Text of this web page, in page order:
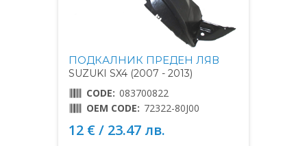
ПОДКАЛНИК ПРЕДЕН ЛЯВ
SUZUKI SX4 (2007 - 2013)
CODE: 083700822
OEM CODE: 72322-80J00
12 € / 23.47 лв.